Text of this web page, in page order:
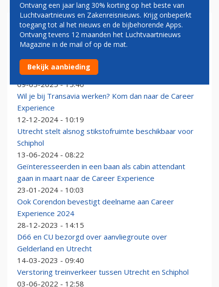
UTRECHT
Ook Utrecht wil verbod op vliegreclames via Algemene
Plaatselijke Verordening
09-05-2025 - 15:40
Wil je bij Transavia werken? Kom dan naar de Career
Experience
12-12-2024 - 10:19
Utrecht stelt alsnog stikstofruimte beschikbaar voor
Schiphol
13-06-2024 - 08:22
Geïnteresseerden in een baan als cabin attendant
gaan in maart naar de Career Experience
23-01-2024 - 10:03
Ook Corendon bevestigt deelname aan Career
Experience 2024
28-12-2023 - 14:15
D66 en CU bezorgd over aanvliegroute over
Gelderland en Utrecht
14-03-2023 - 09:40
Verstoring treinverkeer tussen Utrecht en Schiphol
03-06-2022 - 12:58
Ontvang een jaar lang 30% korting op het beste van
Luchtvaartnieuws en Zakenreisnieuws. Krijg onbeperkt
toegang tot al het nieuws en de bijbehorende Apps.
Ontvang tevens 12 maanden het Luchtvaartnieuws
Magazine in de mail of op de mat.
Bekijk aanbieding